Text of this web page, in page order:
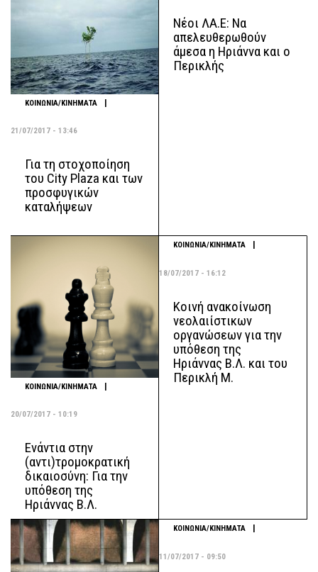
ΚΟΙΝΩΝΙΑ/ΚΙΝΗΜΑΤΑ |
21/07/2017 - 13:46
Για τη στοχοποίηση
του City Plaza και των
προσφυγικών
καταλήψεων
Νέοι ΛΑ.Ε: Να
απελευθερωθούν
άμεσα η Ηριάννα και ο
Περικλής
ΚΟΙΝΩΝΙΑ/ΚΙΝΗΜΑΤΑ |
20/07/2017 - 10:19
Ενάντια στην
(αντι)τρομοκρατική
δικαιοσύνη: Για την
υπόθεση της
Ηριάννας Β.Λ.
ΚΟΙΝΩΝΙΑ/ΚΙΝΗΜΑΤΑ
18/07/2017 - 16:12
Κοινή ανακοίνωση
νεολαιίστικων
οργανώσεων για την
υπόθεση της
Ηριάννας Β.Λ. και του
Περικλή Μ.
ΚΟΙΝΩΝΙΑ/ΚΙΝΗΜΑΤΑ
11/07/2017 - 09:50